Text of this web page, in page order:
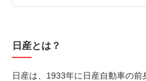
日産とは？
日産は、1933年に日産自動車の